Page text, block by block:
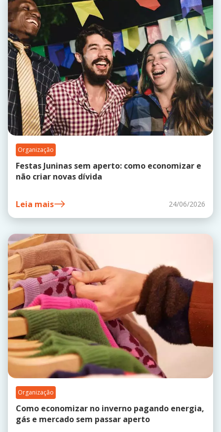
Organização
Festas Juninas sem aperto: como economizar e
não criar novas dívida
Leia mais 24/06/2026
Organização
Como economizar no inverno pagando energia,
gás e mercado sem passar aperto